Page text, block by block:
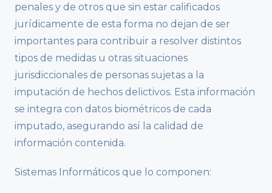
penales y de otros que sin estar calificados
jurídicamente de esta forma no dejan de ser
importantes para contribuir a resolver distintos
tipos de medidas u otras situaciones
jurisdiccionales de personas sujetas a la
imputación de hechos delictivos. Esta información
se integra con datos biométricos de cada
imputado, asegurando así la calidad de
información contenida.
Sistemas Informáticos que lo componen: